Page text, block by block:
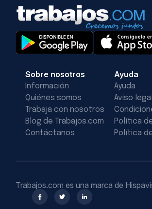
Sobre nosotros
Información
Quiénes somos
Trabaja con nosotros
Blog de Trabajos.com
Contáctanos
Ayuda
Ayuda
Aviso legal
Política
Política
Trabajos.com es una marca de